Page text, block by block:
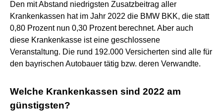
Den mit Abstand niedrigsten Zusatzbeitrag aller
Krankenkassen hat im Jahr 2022 die BMW BKK, die statt
0,80 Prozent nun 0,30 Prozent berechnet. Aber auch
diese Krankenkasse ist eine geschlossene
Veranstaltung. Die rund 192.000 Versicherten sind alle für
den bayrischen Autobauer tätig bzw. deren Verwandte.
Welche Krankenkassen sind 2022 am
günstigsten?